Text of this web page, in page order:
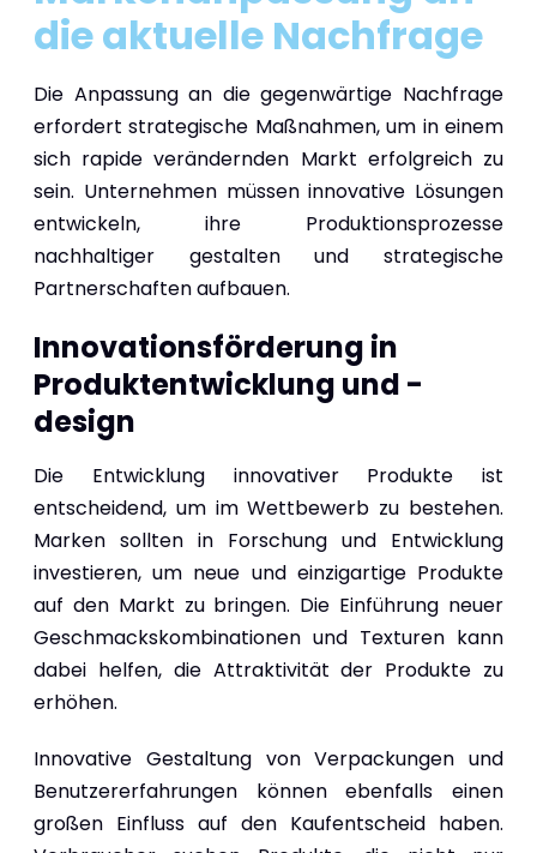
die aktuelle Nachfrage
Die Anpassung an die gegenwärtige Nachfrage
erfordert strategische Maßnahmen, um in einem
sich rapide verändernden Markt erfolgreich zu
sein. Unternehmen müssen innovative Lösungen
entwickeln, ihre Produktionsprozesse
nachhaltiger gestalten und strategische
Partnerschaften aufbauen.
Innovationsförderung in
Produktentwicklung und -
design
Die Entwicklung innovativer Produkte ist
entscheidend, um im Wettbewerb zu bestehen.
Marken sollten in Forschung und Entwicklung
investieren, um neue und einzigartige Produkte
auf den Markt zu bringen. Die Einführung neuer
Geschmackskombinationen und Texturen kann
dabei helfen, die Attraktivität der Produkte zu
erhöhen.
Innovative Gestaltung von Verpackungen und
Benutzererfahrungen können ebenfalls einen
großen Einfluss auf den Kaufentscheid haben.